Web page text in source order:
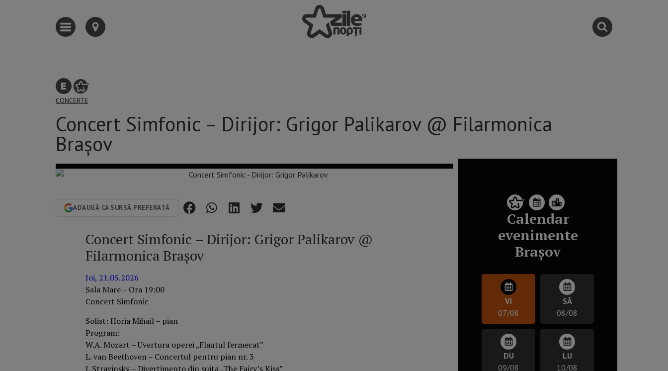
CONCERTE
Concert Simfonic – Dirijor: Grigor Palikarov @ Filarmonica
Brașov
ADAUGĂ CA SURSĂ PREFERATĂ
Concert Simfonic – Dirijor: Grigor Palikarov @
Filarmonica Brașov
Joi, 21.05.2026
Sala Mare – Ora 19:00
Concert Simfonic
Solist: Horia Mihail – pian
Program:
W.A. Mozart – Uvertura operei „Flautul fermecat”
L. van Beethoven – Concertul pentru pian nr. 3
I. Stravinsky – Divertimento din suita „The Fairy’s Kiss”
Calendar
evenimente
Brașov
VI
07/08
SÂ
08/08
DU
09/08
LU
10/08